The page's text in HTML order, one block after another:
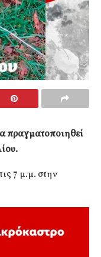
πραγματοποιηθεί
7 μ.μ. στην